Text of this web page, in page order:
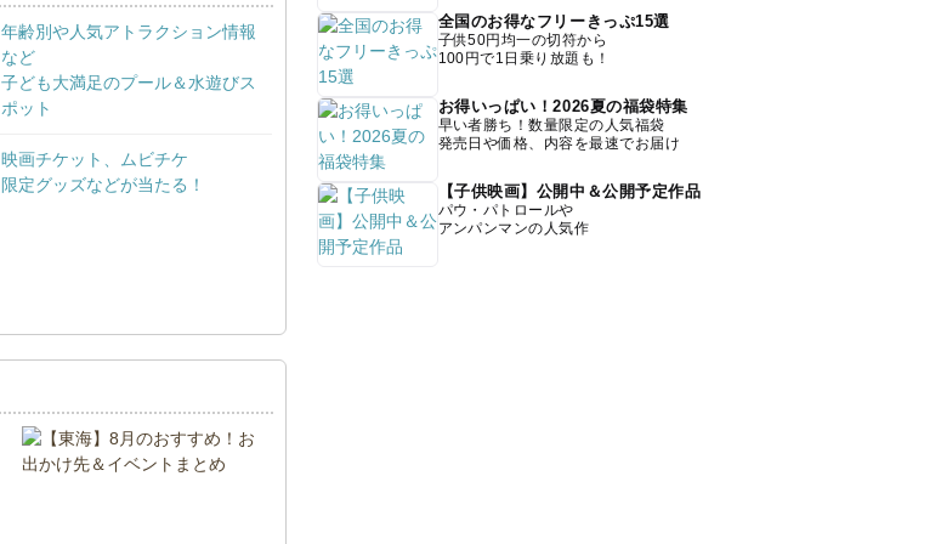
年齢別や人気アトラクション情報
など
子ども大満足のプール＆水遊びス
ポット
映画チケット、ムビチケ
限定グッズなどが当たる！
全国のお得なフリーきっぷ15選
子供50円均一の切符から
100円で1日乗り放題も！
お得いっぱい！2026夏の福袋特集
早い者勝ち！数量限定の人気福袋
発売日や価格、内容を最速でお届け
【子供映画】公開中＆公開予定作品
パウ・パトロールや
アンパンマンの人気作